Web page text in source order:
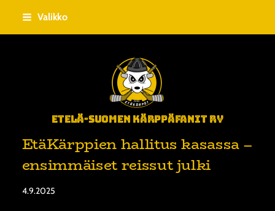
Siirry
sivun
Valikko
Etelä-Suomen Kärppäfanit ry
EtäKärppien hallitus kasassa –
ensimmäiset reissut julki
4.9.2025